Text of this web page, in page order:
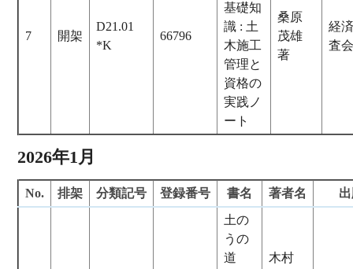
7 開架
D21.01
*K
66796
基礎知
識 : 土
木施工
管理と
資格の
実践ノ
ート
桑原
茂雄
著
経
査会
2026年1月
No. 排架 分類記号 登録番号 書名 著者名
土の
うの
道
木村